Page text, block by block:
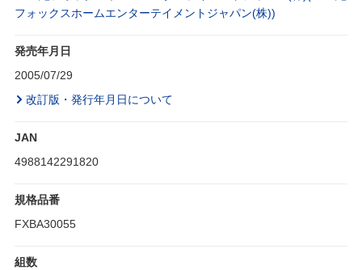
フォックスホームエンターテイメントジャパン(株))
発売年月日
2005/07/29
改訂版・発行年月日について
JAN
4988142291820
規格品番
FXBA30055
組数